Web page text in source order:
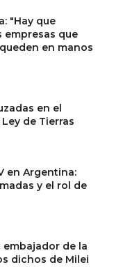
"Hay que
empresas que
en manos
en el
de Tierras
en Argentina:
y el rol de
embajador de la
dichos de Milei